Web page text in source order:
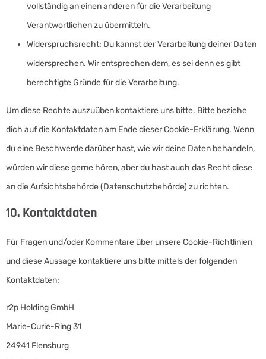
vollständig an einen anderen für die Verarbeitung
Verantwortlichen zu übermitteln.
Widerspruchsrecht: Du kannst der Verarbeitung deiner Daten
widersprechen. Wir entsprechen dem, es sei denn es gibt
berechtigte Gründe für die Verarbeitung.
Um diese Rechte auszuüben kontaktiere uns bitte. Bitte beziehe
dich auf die Kontaktdaten am Ende dieser Cookie-Erklärung. Wenn
du eine Beschwerde darüber hast, wie wir deine Daten behandeln,
würden wir diese gerne hören, aber du hast auch das Recht diese
an die Aufsichtsbehörde (Datenschutzbehörde) zu richten.
10. Kontaktdaten
Für Fragen und/oder Kommentare über unsere Cookie-Richtlinien
und diese Aussage kontaktiere uns bitte mittels der folgenden
Kontaktdaten:
r2p Holding GmbH
Marie-Curie-Ring 31
24941 Flensburg